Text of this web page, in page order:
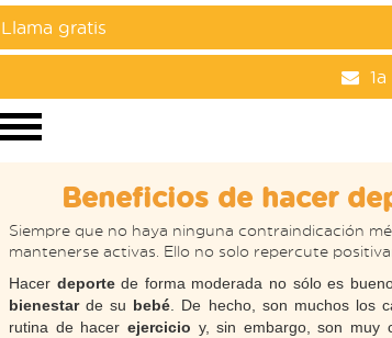
Llama gratis
Beneficios de hacer
Siempre que no haya ninguna contraindicación
mantenerse activas. Ello no solo repercute
Hacer deportede forma moderada no sólo es
bienestarde su bebé . De hecho, son muchos los
rutina de hacer ejercicio y, sin embargo, son muy